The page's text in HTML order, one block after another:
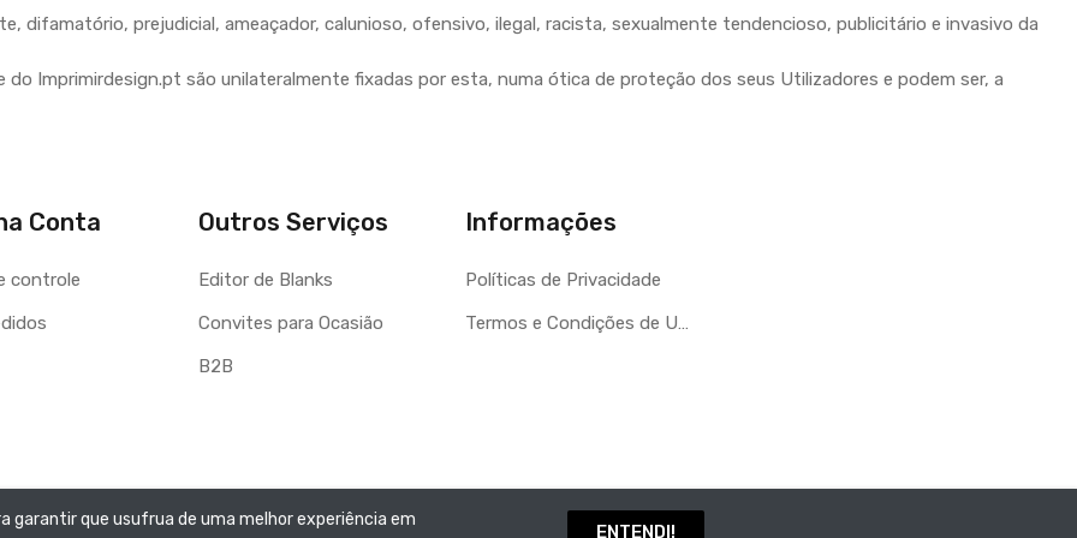
prejudicial, ameaçador, calunioso, ofensivo, ilegal, racista, sexualmente tendencioso, publicitário e invasivo da
Imprimirdesign.pt são unilateralmente fixadas por esta, numa ótica de proteção dos seus Utilizadores e podem ser, a
Conta
controle
Outros Serviços
Editor de Blanks
Convites para Ocasião
B2B
Informações
Políticas de Privacidade
Termos e Condições de Utilização
garantir que usufrua de uma melhor experiência em
ENTENDI!